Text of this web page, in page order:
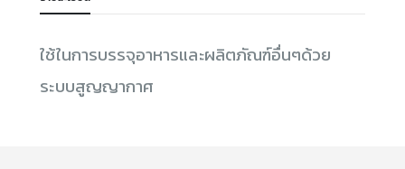
ใช้ในการบรรจุอาหารและผลิตภัณฑ์อื่นๆด้วย
ระบบสูญญากาศ